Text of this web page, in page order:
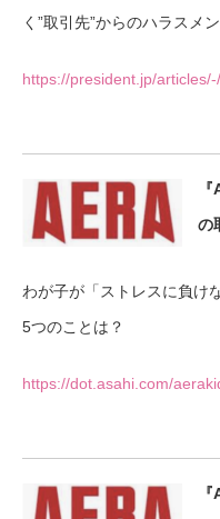
く”取引先”からのハラスメ
https://president.jp/
の
わが子が「ストレスに負け
5つのことは？
https://dot.asahi.com/